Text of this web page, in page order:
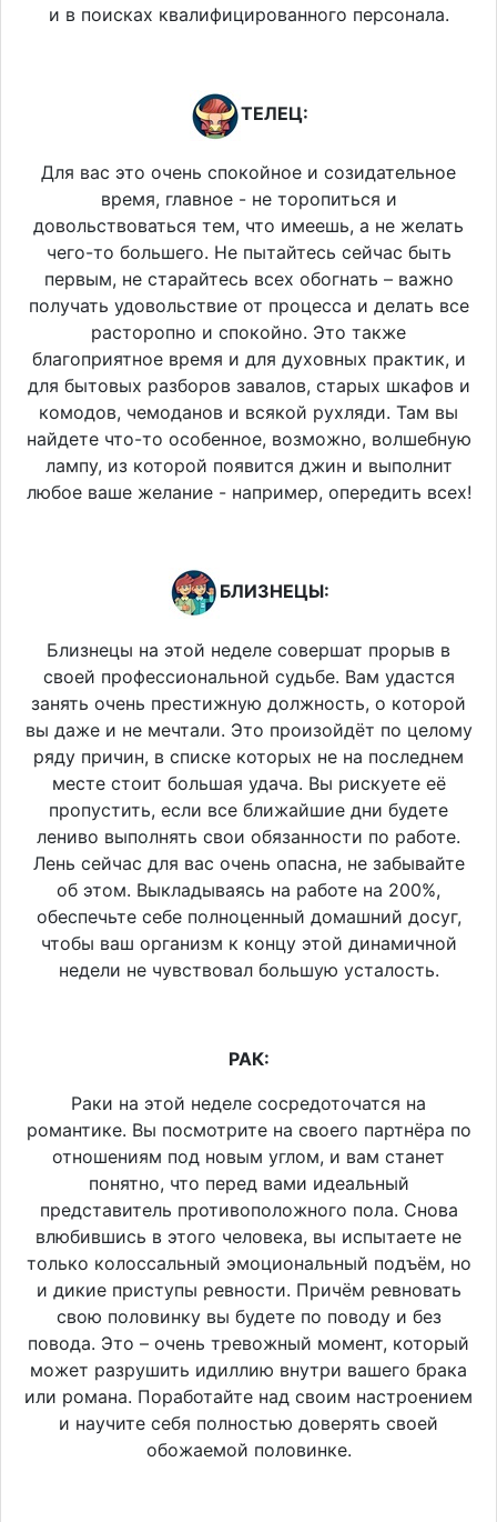
и в поисках квалифицированного персонала.
ТЕЛЕЦ:
Для вас это очень спокойное и созидательное
время, главное - не торопиться и
довольствоваться тем, что имеешь, а не желать
чего-то большего. Не пытайтесь сейчас быть
первым, не старайтесь всех обогнать – важно
получать удовольствие от процесса и делать все
расторопно и спокойно. Это также
благоприятное время и для духовных практик, и
для бытовых разборов завалов, старых шкафов и
комодов, чемоданов и всякой рухляди. Там вы
найдете что-то особенное, возможно, волшебную
лампу, из которой появится джин и выполнит
любое ваше желание - например, опередить всех!
БЛИЗНЕЦЫ:
Близнецы на этой неделе совершат прорыв в
своей профессиональной судьбе. Вам удастся
занять очень престижную должность, о которой
вы даже и не мечтали. Это произойдёт по целому
ряду причин, в списке которых не на последнем
месте стоит большая удача. Вы рискуете её
пропустить, если все ближайшие дни будете
лениво выполнять свои обязанности по работе.
Лень сейчас для вас очень опасна, не забывайте
об этом. Выкладываясь на работе на 200%,
обеспечьте себе полноценный домашний досуг,
чтобы ваш организм к концу этой динамичной
недели не чувствовал большую усталость.
РАК:
Раки на этой неделе сосредоточатся на
романтике. Вы посмотрите на своего партнёра по
отношениям под новым углом, и вам станет
понятно, что перед вами идеальный
представитель противоположного пола. Снова
влюбившись в этого человека, вы испытаете не
только колоссальный эмоциональный подъём, но
и дикие приступы ревности. Причём ревновать
свою половинку вы будете по поводу и без
повода. Это – очень тревожный момент, который
может разрушить идиллию внутри вашего брака
или романа. Поработайте над своим настроением
и научите себя полностью доверять своей
обожаемой половинке.